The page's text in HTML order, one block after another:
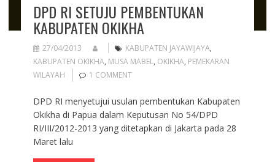
DPD RI SETUJU PEMBENTUKAN
KABUPATEN OKIKHA
27/04/2013 KABUPATEN JAYAWIJAYA,
KABUPATEN OKIKHA, MUSA MABEL, OKIKHA, PEMEKARAN
WILAYAH
1 COMMENT
DPD RI menyetujui usulan pembentukan Kabupaten
Okikha di Papua dalam Keputusan No 54/DPD
RI/III/2012-2013 yang ditetapkan di Jakarta pada 28
Maret lalu